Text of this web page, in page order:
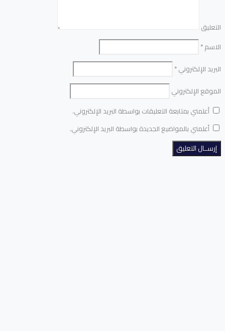
التعليق
الاسم*
البريد الإلكتروني*
الموقع الإلكتروني
أعلمني بمتابعة التعليقات بواسطة البريد الإلكتروني.
أعلمني بالمواضيع الجديدة بواسطة البريد الإلكتروني.